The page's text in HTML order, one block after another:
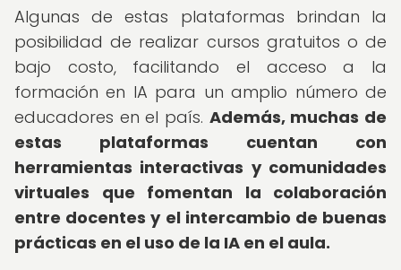
Algunas de estas plataformas brindan la
posibilidad de realizar cursos gratuitos o de
bajo costo, facilitando el acceso a la
formación en IA para un amplio número de
educadores en el país. Además, muchas de
estas plataformas cuentan con
herramientas interactivas y comunidades
virtuales que fomentan la colaboración
entre docentes y el intercambio de buenas
prácticas en el uso de la IA en el aula.